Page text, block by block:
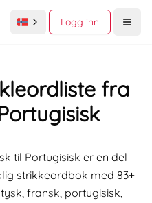
Logg inn
fra
til Portugisisk er en del
strikkeordbok med 83+
fransk, portugisisk,